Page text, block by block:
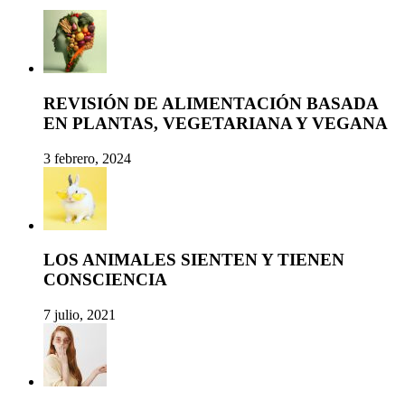
REVISIÓN DE ALIMENTACIÓN BASADA
EN PLANTAS, VEGETARIANA Y VEGANA
3 febrero, 2024
LOS ANIMALES SIENTEN Y TIENEN
CONSCIENCIA
7 julio, 2021